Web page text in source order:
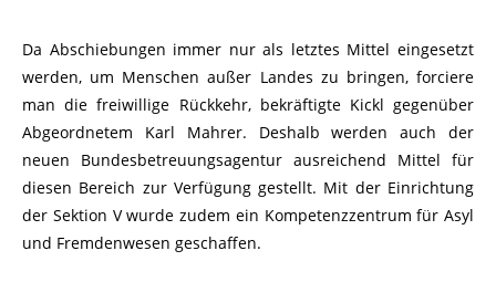
Da Abschiebungen immer nur als letztes Mittel eingesetzt
werden, um Menschen außer Landes zu bringen, forciere
man die freiwillige Rückkehr, bekräftigte Kickl gegenüber
Abgeordnetem Karl Mahrer. Deshalb werden auch der
neuen Bundesbetreuungsagentur ausreichend Mittel für
diesen Bereich zur Verfügung gestellt. Mit der Einrichtung
der Sektion V wurde zudem ein Kompetenzzentrum für Asyl
und Fremdenwesen geschaffen.